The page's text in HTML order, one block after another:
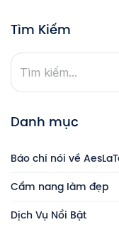
Tìm Kiếm
Danh mục
Báo chí nói về
Cẩm nang làm đẹp
Dịch Vụ Nổi Bật